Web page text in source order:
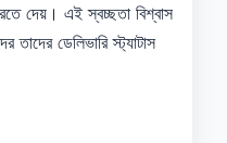
দেয়। এই স্বচ্ছতা বিশ্বাস
ডেলিভারি স্ট্যাটাস